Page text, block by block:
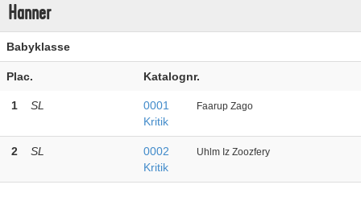
Hanner
Babyklasse
Plac. Katalognr.
1 SL
0001
Kritik
Faarup Zago
2 SL
0002
Kritik
Uhlm Iz Zoozfery